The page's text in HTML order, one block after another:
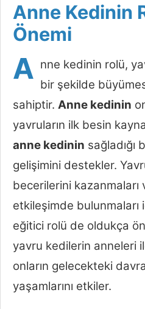
Anne Kedinin
Önemi
A nne kedinin rolü,
bir şekilde
sahiptir. Anne kedinin
yavruların ilk besin
anne kedinin sağladığı
gelişimini destekler.
becerilerini kazanmaları
etkileşimde bulunmaları
eğitici rolü de oldukça
yavru kedilerin anneleri
onların gelecekteki
yaşamlarını etkiler.